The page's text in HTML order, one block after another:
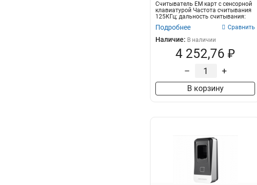
Считыватель EM карт с сенсорной
клавиатурой Частота считывания
125КГц; дальность считывания:
Подробнее Сравнить
Наличие: В наличии
4 252,76 ₽
– +
В корзину